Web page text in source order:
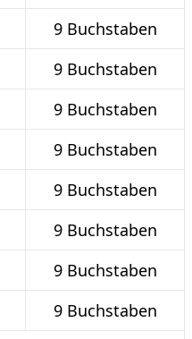
9 Buchstaben
9 Buchstaben
9 Buchstaben
9 Buchstaben
9 Buchstaben
9 Buchstaben
9 Buchstaben
9 Buchstaben